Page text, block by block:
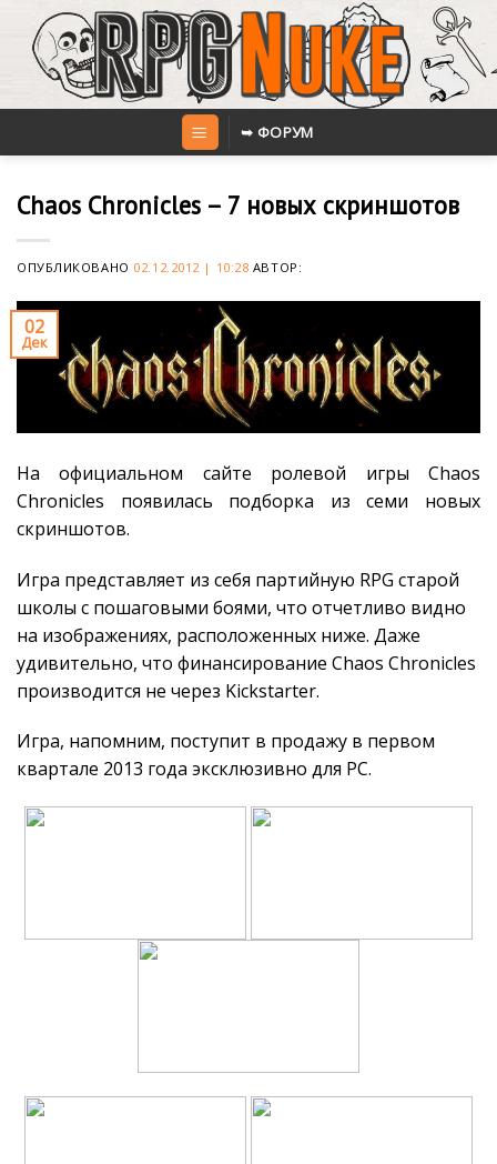
content
➥ ФОРУМ
Chaos Chronicles – 7 новых скриншотов
ОПУБЛИКОВАНО 02.12.2012 | 10:28 АВТОР:
02
Дек
На официальном сайте ролевой игры Chaos
Chronicles появилась подборка из семи новых
скриншотов.
Игра представляет из себя партийную RPG старой
школы с пошаговыми боями, что отчетливо видно
на изображениях, расположенных ниже. Даже
удивительно, что финансирование Chaos Chronicles
производится не через Kickstarter.
Игра, напомним, поступит в продажу в первом
квартале 2013 года эксклюзивно для PC.